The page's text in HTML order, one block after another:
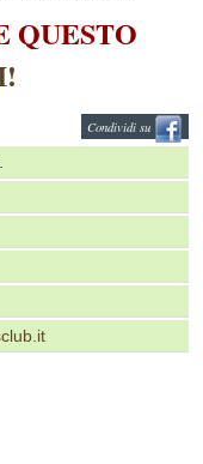
QUESTO
Condividi su